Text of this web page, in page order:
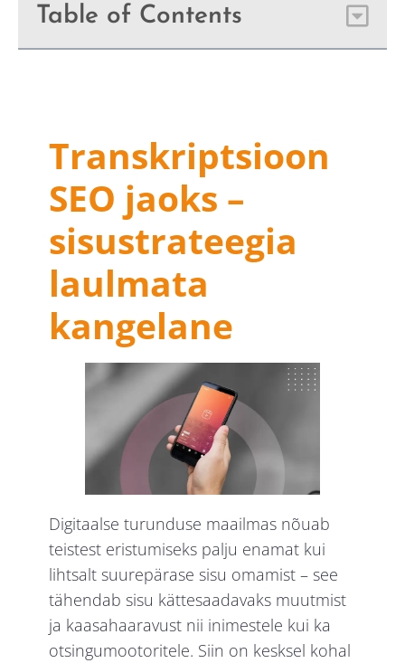
Table of Contents
Transkriptsioon
SEO jaoks –
sisustrateegia
laulmata
kangelane
Digitaalse turunduse maailmas nõuab
teistest eristumiseks palju enamat kui
lihtsalt suurepärase sisu omamist – see
tähendab sisu kättesaadavaks muutmist
ja kaasahaaravust nii inimestele kui ka
otsingumootoritele. Siin on kesksel kohal